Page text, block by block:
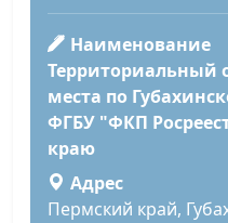
Наименование
Территориальный
места по
ФГБУ "ФКП
краю
Адрес
Пермский край,